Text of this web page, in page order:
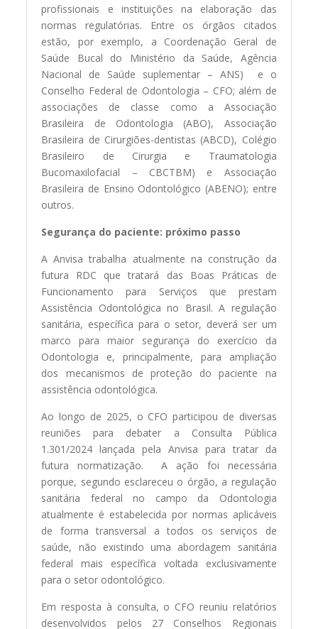
profissionais e instituições na elaboração das
normas regulatórias. Entre os órgãos citados
estão, por exemplo, a Coordenação Geral de
Saúde Bucal do Ministério da Saúde, Agência
Nacional de Saúde suplementar – ANS) e o
Conselho Federal de Odontologia – CFO; além de
associações de classe como a Associação
Brasileira de Odontologia (ABO), Associação
Brasileira de Cirurgiões-dentistas (ABCD), Colégio
Brasileiro de Cirurgia e Traumatologia
Bucomaxilofacial – CBCTBM) e Associação
Brasileira de Ensino Odontológico (ABENO); entre
outros.
Segurança do paciente: próximo passo
A Anvisa trabalha atualmente na construção da
futura RDC que tratará das Boas Práticas de
Funcionamento para Serviços que prestam
Assistência Odontológica no Brasil. A regulação
sanitária, específica para o setor, deverá ser um
marco para maior segurança do exercício da
Odontologia e, principalmente, para ampliação
dos mecanismos de proteção do paciente na
assistência odontológica.
Ao longo de 2025, o CFO participou de diversas
reuniões para debater a Consulta Pública
1.301/2024 lançada pela Anvisa para tratar da
futura normatização. A ação foi necessária
porque, segundo esclareceu o órgão, a regulação
sanitária federal no campo da Odontologia
atualmente é estabelecida por normas aplicáveis
de forma transversal a todos os serviços de
saúde, não existindo uma abordagem sanitária
federal mais específica voltada exclusivamente
para o setor odontológico.
Em resposta à consulta, o CFO reuniu relatórios
desenvolvidos pelos 27 Conselhos Regionais